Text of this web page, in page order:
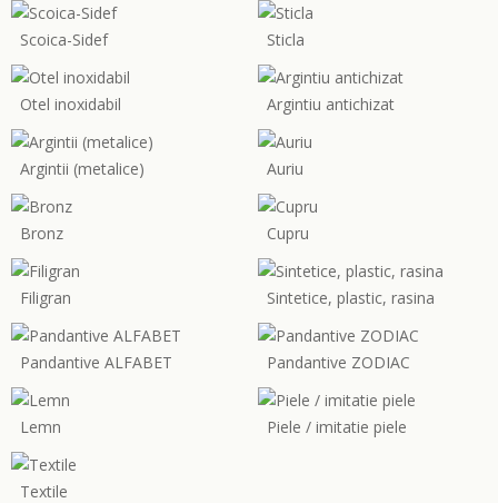
Scoica-Sidef Sticla
Otel inoxidabil Argintiu antichizat
Argintii (metalice) Auriu
Bronz Cupru
Filigran Sintetice, plastic, rasina
Pandantive ALFABET Pandantive ZODIAC
Lemn Piele / imitatie piele
Textile